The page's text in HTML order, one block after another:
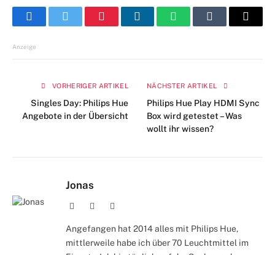
FacebookTwitter PinterestLinkedInWhatsAppTumblr E-
Anzeige
VORHERIGER ARTIKEL
Singles Day: Philips Hue
Angebote in der Übersicht
NÄCHSTER ARTIKEL
Philips Hue Play HDMI Sync
Box wird getestet – Was
wollt ihr wissen?
Jonas
WebseiteFacebook
Angefangen hat 2014 alles mit Philips Hue,
mittlerweile habe ich über 70 Leuchtmittel im